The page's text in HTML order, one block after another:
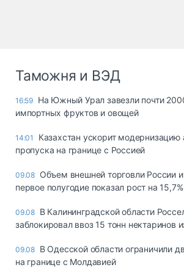
Таможня и ВЭД
16:59 На Южный Урал завезли почти
импортных фруктов и овощей
14:01
Казахстан ускорит модернизацию
пропуска на границе с Россией
09.08 Объем внешней торговли России и
первое полугодие показал рост на 15,7%
09.08 В Калининградской области
заблокировал ввоз 15 тонн нектаринов
09.08 В Одесской области ограничили
на границе с Молдавией